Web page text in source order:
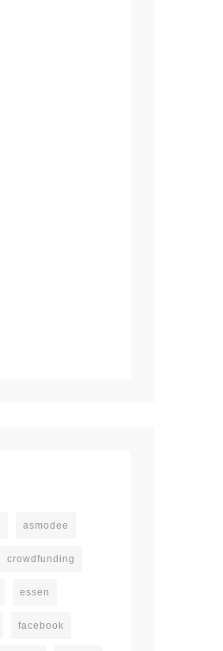
asmodee
crowdfunding
essen
facebook